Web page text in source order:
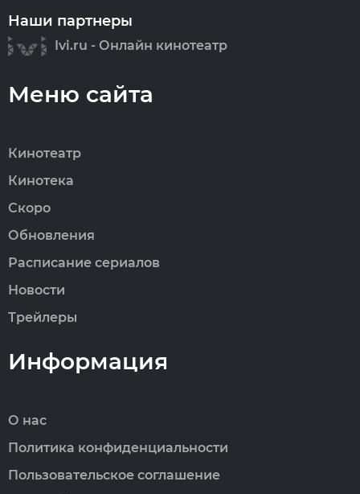
Наши партнеры
Ivi.ru - Онлайн кинотеатр
Меню сайта
Кинотеатр
Кинотека
Скоро
Обновления
Расписание сериалов
Новости
Трейлеры
Информация
О нас
Политика конфиденциальности
Пользовательское соглашение